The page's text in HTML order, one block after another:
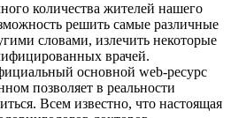
количества жителей нашего
решить самые различные
словами, излечить некоторые
врачей.
основной web-ресурс
позволяет в реальности
Всем известно, что настоящая